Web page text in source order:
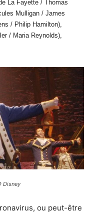
La Fayette / Thomas
Mulligan / James
/ Philip Hamilton),
/ Maria Reynolds),
Disney
ou peut-être